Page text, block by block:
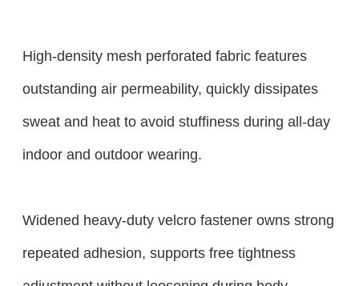
High-density mesh perforated fabric features
outstanding air permeability, quickly dissipates
sweat and heat to avoid stuffiness during all-day
indoor and outdoor wearing.
Widened heavy-duty velcro fastener owns strong
repeated adhesion, supports free tightness